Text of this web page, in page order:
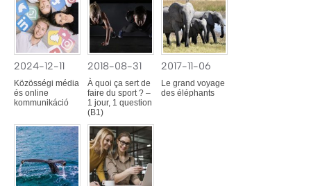
2024-12-11
Közösségi média
és online
kommunikáció
2018-08-31
À quoi ça sert de
faire du sport ? –
1 jour, 1 question
(B1)
2017-11-06
Le grand voyage
des éléphants